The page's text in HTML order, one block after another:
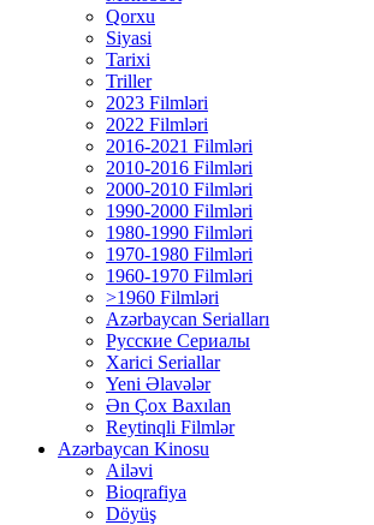
Qorxu
Siyasi
Tarixi
Triller
2023 Filmləri
2022 Filmləri
2016-2021 Filmləri
2010-2016 Filmləri
2000-2010 Filmləri
1990-2000 Filmləri
1980-1990 Filmləri
1970-1980 Filmləri
1960-1970 Filmləri
>1960 Filmləri
Azərbaycan Serialları
Русские Сериалы
Xarici Seriallar
Yeni Əlavələr
Ən Çox Baxılan
Reytinqli Filmlər
Azərbaycan Kinosu
Ailəvi
Bioqrafiya
Döyüş